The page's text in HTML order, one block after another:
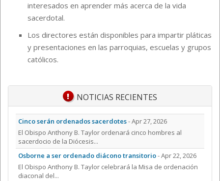
interesados en aprender más acerca de la vida
sacerdotal.
Los directores están disponibles para impartir pláticas
y presentaciones en las parroquias, escuelas y grupos
católicos.
NOTICIAS RECIENTES
Cinco serán ordenados sacerdotes- Apr 27, 2026
El Obispo Anthony B. Taylor ordenará cinco hombres al
sacerdocio de la Diócesis...
Osborne a ser ordenado diácono transitorio- Apr 22, 2026
El Obispo Anthony B. Taylor celebrará la Misa de ordenación
diaconal del...